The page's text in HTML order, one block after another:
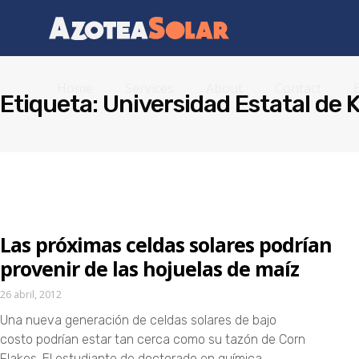
Etiqueta: Universidad Estatal de
Las próximas celdas solares podrían
provenir de las hojuelas de maíz
26 abril, 2012
Una nueva generación de celdas solares de bajo
costo podrían estar tan cerca como su tazón de Corn